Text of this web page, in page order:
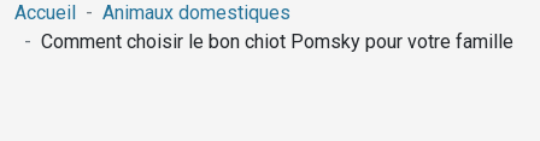
Accueil
Animaux domestiques
Comment choisir le bon chiot Pomsky pour votre famille